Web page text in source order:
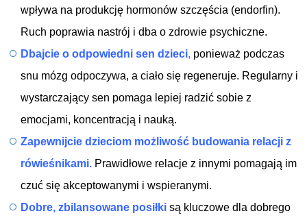
wpływa na produkcję hormonów szczęścia (endorfin).
Ruch poprawia nastrój i dba o zdrowie psychiczne.
Dbajcie o odpowiedni sen dzieci, ponieważ podczas
snu mózg odpoczywa, a ciało się regeneruje. Regularny i
wystarczający sen pomaga lepiej radzić sobie z
emocjami, koncentracją i nauką.
Zapewnijcie dzieciom możliwość budowania relacji z
rówieśnikami. Prawidłowe relacje z innymi pomagają im
czuć się akceptowanymi i wspieranymi.
Dobre, zbilansowane posiłki są kluczowe dla dobrego